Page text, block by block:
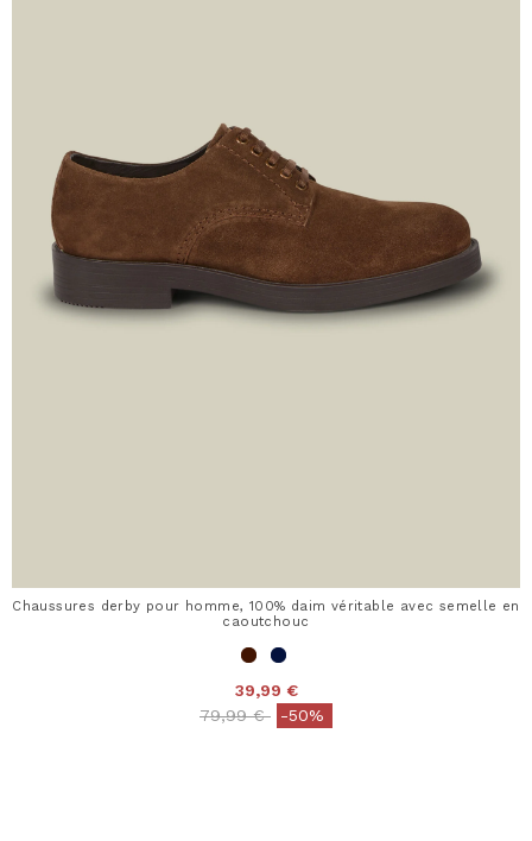
Chaussures derby pour homme, 100% daim véritable avec semelle en
caoutchouc
39,99 €
Price reduced from
79,99 €to-50%